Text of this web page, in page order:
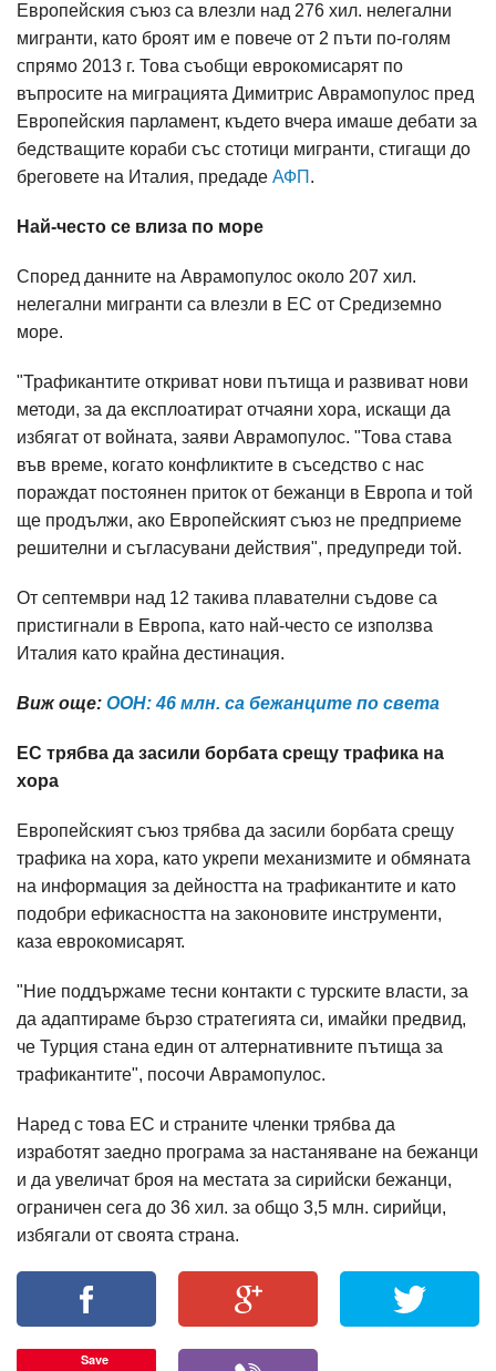
Европейския съюз са влезли над 276 хил. нелегални
мигранти, като броят им е повече от 2 пъти по-голям
спрямо 2013 г. Това съобщи еврокомисарят по
въпросите на миграцията Димитрис Аврамопулос пред
Европейския парламент, където вчера имаше дебати за
бедстващите кораби със стотици мигранти, стигащи до
бреговете на Италия, предаде АФП .
Най-често се влиза по море
Според данните на Аврамопулос около 207 хил.
нелегални мигранти са влезли в ЕС от Средиземно
море.
"Трафикантите откриват нови пътища и развиват нови
методи, за да експлоатират отчаяни хора, искащи да
избягат от войната, заяви Аврамопулос. "Това става
във време, когато конфликтите в съседство с нас
пораждат постоянен приток от бежанци в Европа и той
ще продължи, ако Европейският съюз не предприеме
решителни и съгласувани действия", предупреди той.
От септември над 12 такива плавателни съдове са
пристигнали в Европа, като най-често се използва
Италия като крайна дестинация.
Виж още: ООН: 46 млн. са бежанците по света
ЕС трябва да засили борбата срещу трафика на
хора
Европейският съюз трябва да засили борбата срещу
трафика на хора, като укрепи механизмите и обмяната
на информация за дейността на трафикантите и като
подобри ефикасността на законовите инструменти,
каза еврокомисарят.
"Ние поддържаме тесни контакти с турските власти, за
да адаптираме бързо стратегията си, имайки предвид,
че Турция стана един от алтернативните пътища за
трафикантите", посочи Аврамопулос.
Наред с това ЕС и страните членки трябва да
изработят заедно програма за настаняване на бежанци
и да увеличат броя на местата за сирийски бежанци,
ограничен сега до 36 хил. за общо 3,5 млн. сирийци,
избягали от своята страна.
Save